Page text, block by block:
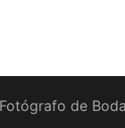
de